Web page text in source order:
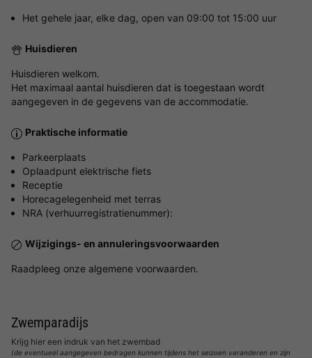
Het gehele jaar, elke dag, open van 09:00 tot 15:00 uur
Huisdieren
Huisdieren welkom.
Het maximaal aantal huisdieren dat is toegestaan wordt
aangegeven in de gegevens van de accommodatie.
Praktische informatie
Parkeerplaats
Oplaadpunt elektrische fiets
Receptie
Horecagelegenheid met terras
NRA (verhuurregistratienummer):
Wijzigings- en annuleringsvoorwaarden
Raadpleeg onze algemene voorwaarden.
Zwemparadijs
Krijg hier een indruk van het zwembad
(de eventueel aangegeven bedragen kunnen tijdens het seizoen veranderen en zijn